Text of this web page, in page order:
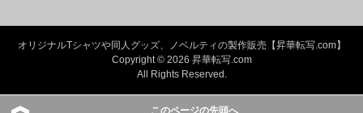
オリジナルTシャツや同人グッズ、ノベルティの製作販売【昇華転写.com】
Copyright © 2026 昇華転写.com
All Rights Reserved.
このページの先頭へ